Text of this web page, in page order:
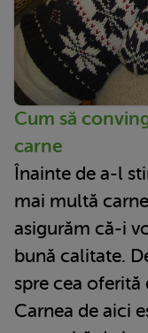
Cum să
carne
Înainte de a-l
mai multă
asigurăm că-i
bună calitate.
spre cea oferită
Carnea de aici